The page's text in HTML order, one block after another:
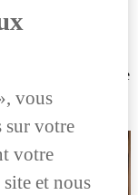
de 20 ans de
Il ne tient
au savoir-faire du
par l'alliance de
électrique
vous
sur votre
votre
et nous